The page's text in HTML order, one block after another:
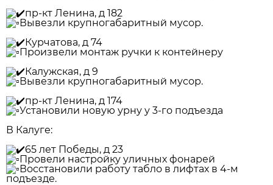
пр-кт Ленина, д 182
Вывезли крупногабаритный мусор.
Курчатова, д 74
Произвели монтаж ручки к контейнеру
Калужская, д 9
Вывезли крупногабаритный мусор.
пр-кт Ленина, д 174
Установили новую урну у 3-го подъезда
В Калуге:
65 лет Победы, д 23
Провели настройку уличных фонарей
Восстановили работу табло в лифтах в 4-м
подъезде.